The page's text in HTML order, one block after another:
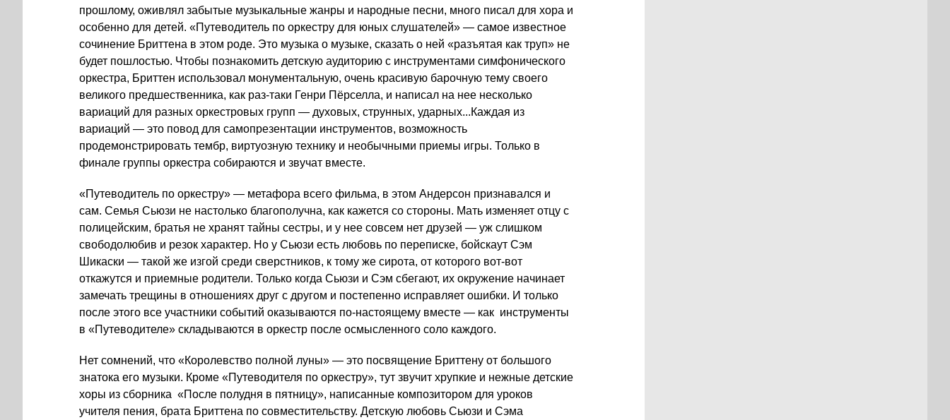
прошлому, оживлял забытые музыкальные жанры и народные песни, много писал для хора и
особенно для детей. «Путеводитель по оркестру для юных слушателей» — самое известное
сочинение Бриттена в этом роде. Это музыка о музыке, сказать о ней «разъятая как труп» не
будет пошлостью. Чтобы познакомить детскую аудиторию с инструментами симфонического
оркестра, Бриттен использовал монументальную, очень красивую барочную тему своего
великого предшественника, как раз-таки Генри Пёрселла, и написал на нее несколько
вариаций для разных оркестровых групп — духовых, струнных, ударных...Каждая из
вариаций — это повод для самопрезентации инструментов, возможность
продемонстрировать тембр, виртуозную технику и необычными приемы игры. Только в
финале группы оркестра собираются и звучат вместе.
«Путеводитель по оркестру» — метафора всего фильма, в этом Андерсон признавался и
сам. Семья Сьюзи не настолько благополучна, как кажется со стороны. Мать изменяет отцу с
полицейским, братья не хранят тайны сестры, и у нее совсем нет друзей — уж слишком
свободолюбив и резок характер. Но у Сьюзи есть любовь по переписке, бойскаут Сэм
Шикаски — такой же изгой среди сверстников, к тому же сирота, от которого вот-вот
откажутся и приемные родители. Только когда Сьюзи и Сэм сбегают, их окружение начинает
замечать трещины в отношениях друг с другом и постепенно исправляет ошибки. И только
после этого все участники событий оказываются по-настоящему вместе — как инструменты
в «Путеводителе» складываются в оркестр после осмысленного соло каждого.
Нет сомнений, что «Королевство полной луны» — это посвящение Бриттену от большого
знатока его музыки. Кроме «Путеводителя по оркестру», тут звучит хрупкие и нежные детские
хоры из сборника «После полудня в пятницу», написанные композитором для уроков
учителя пения, брата Бриттена по совместительству. Детскую любовь Сьюзи и Сэма